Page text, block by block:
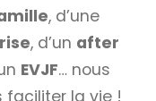
, d’une
, d’un after
EVJF… nous
faciliter la vie !